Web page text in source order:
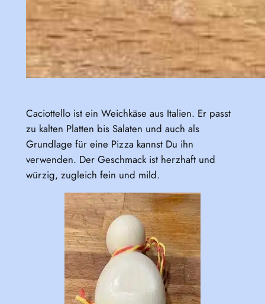
Caciottello ist ein Weichkäse aus Italien. Er passt
zu kalten Platten bis Salaten und auch als
Grundlage für eine Pizza kannst Du ihn
verwenden. Der Geschmack ist herzhaft und
würzig, zugleich fein und mild.